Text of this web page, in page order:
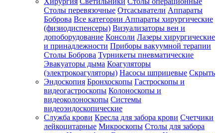
Столы перевязочные Отсасыватели Аппараты
Боброва Все категории Аппараты хирургические
(физиодиспенсеры) Визуализаторы вен и
допоборудование Консоли Лазеры хирургические
и принадлежности Приборы вакуумной терапии
Столы Боброва Турникеты пневматические
Эвакуаторы дыма Коагуляторы
(электрокоагуляторы) Насосы шприцевые Скрыть
Эндоскопия Бронхоскопы Гастроскопы и
видеогастроскопы Колоноскопы и
видеоколоноскопы Системы
видеоэндоскопические
Служба крови Кресла для забора крови Счетчики
лейкоцитарные Микроскопы Столы для забора